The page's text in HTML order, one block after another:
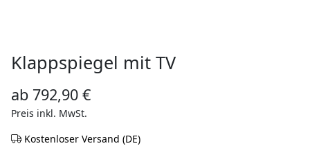
Klappspiegel mit TV
ab 792,90 €
Preis inkl. MwSt.
Kostenloser Versand (DE)